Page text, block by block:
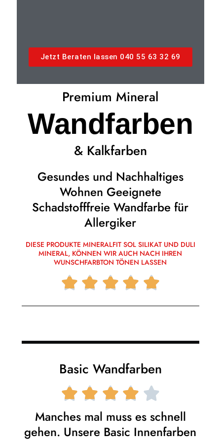
Jetzt Beraten lassen 040 55 63 32 69
Premium Mineral
Wandfarben
& Kalkfarben
Gesundes und Nachhaltiges
Wohnen Geeignete
Schadstofffreie Wandfarbe für
Allergiker
DIESE PRODUKTE MINERALFIT SOL SILIKAT UND DULI
MINERAL, KÖNNEN WIR AUCH NACH IHREN
WUNSCHFARBTON TÖNEN LASSEN
    
Basic Wandfarben
    
Manches mal muss es schnell
gehen. Unsere Basic Innenfarben